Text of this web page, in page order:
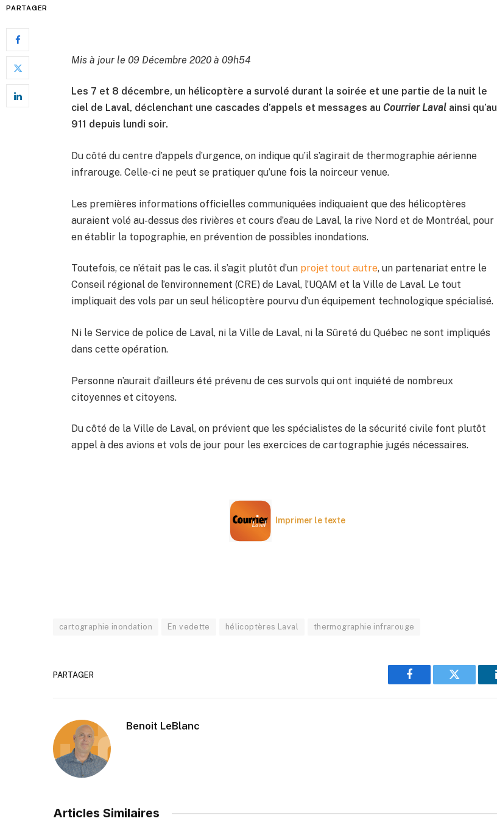
PARTAGER
Mis à jour le 09 Décembre 2020 à 09h54
Les 7 et 8 décembre, un hélicoptère a survolé durant la soirée et une partie de la nuit le
ciel de Laval, déclenchant une cascades d’appels et messages au Courrier Laval ainsi qu’au
911 depuis lundi soir.
Du côté du centre d’appels d’urgence, on indique qu’il s’agirait de thermographie aérienne
infrarouge. Celle-ci ne peut se pratiquer qu’une fois la noirceur venue.
Les premières informations officielles communiquées indiquaient que des hélicoptères
auraient volé au-dessus des rivières et cours d’eau de Laval, la rive Nord et de Montréal, pour
en établir la topographie, en prévention de possibles inondations.
Toutefois, ce n’était pas le cas. il s’agit plutôt d’un projet tout autre, un partenariat entre le
Conseil régional de l’environnement (CRE) de Laval, l’UQAM et la Ville de Laval. Le tout
impliquait des vols par un seul hélicoptère pourvu d’un équipement technologique spécialisé.
Ni le Service de police de Laval, ni la Ville de Laval, ni la Sûreté du Québec ne sont impliqués
dans cette opération.
Personne n’aurait d’ailleurs été prévenu de ces survols qui ont inquiété de nombreux
citoyennes et citoyens.
Du côté de la Ville de Laval, on prévient que les spécialistes de la sécurité civile font plutôt
appel à des avions et vols de jour pour les exercices de cartographie jugés nécessaires.
Imprimer le texte
cartographie inondation En vedette hélicoptères Laval thermographie infrarouge
PARTAGER
Facebook Twitter
Benoit LeBlanc
Articles Similaires